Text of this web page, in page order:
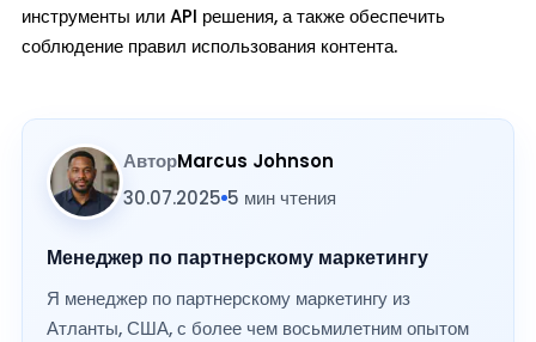
инструменты или API решения, а также обеспечить
соблюдение правил использования контента.
АвторMarcus Johnson
30.07.2025 5 мин чтения
Менеджер по партнерскому маркетингу
Я менеджер по партнерскому маркетингу из
Атланты, США, с более чем восьмилетним опытом